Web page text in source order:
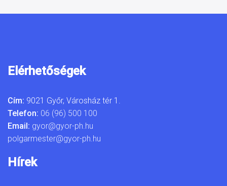
Elérhetőségek
Cím: 9021 Győr, Városház tér 1.
Telefon: 06 (96) 500 100
Email: gyor@gyor-ph.hu
polgarmester@gyor-ph.hu
Hírek